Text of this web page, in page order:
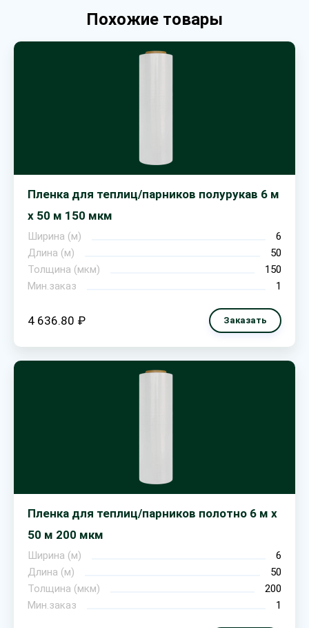
Похожие товары
Пленка для теплиц/парников полурукав 6 м
х 50 м 150 мкм
Ширина (м)
6
Длина (м)
50
Толщина (мкм)
150
Мин.заказ
1
4 636.80 ₽ Заказать
Пленка для теплиц/парников полотно 6 м х
50 м 200 мкм
Ширина (м)
6
Длина (м)
50
Толщина (мкм)
200
Мин.заказ
1